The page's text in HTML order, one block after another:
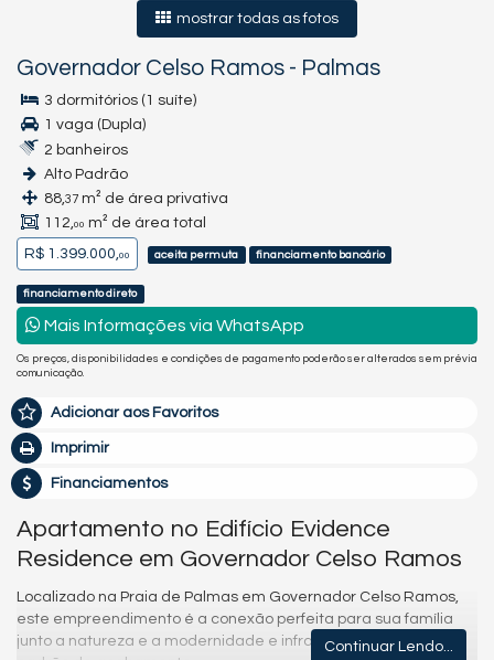
mostrar todas as fotos
Governador Celso Ramos - Palmas
3 dormitórios (1 suíte)
1 vaga (Dupla)
2 banheiros
Alto Padrão
88,37 m² de área privativa
112,00 m² de área total
R$ 1.399.000,00 aceita permuta financiamento bancário
financiamento direto
Mais Informações via WhatsApp
Os preços, disponibilidades e condições de pagamento poderão ser alterados sem prévia
comunicação.
Adicionar aos Favoritos
Imprimir
Financiamentos
Apartamento no Edifício Evidence
Residence em Governador Celso Ramos
Localizado na Praia de Palmas em Governador Celso Ramos,
este empreendimento é a conexão perfeita para sua família
junto a natureza e a modernidade e infraestrutura com alto
Continuar Lendo...